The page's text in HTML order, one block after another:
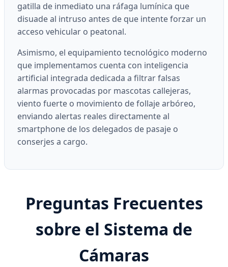
gatilla de inmediato una ráfaga lumínica que
disuade al intruso antes de que intente forzar un
acceso vehicular o peatonal.
Asimismo, el equipamiento tecnológico moderno
que implementamos cuenta con inteligencia
artificial integrada dedicada a filtrar falsas
alarmas provocadas por mascotas callejeras,
viento fuerte o movimiento de follaje arbóreo,
enviando alertas reales directamente al
smartphone de los delegados de pasaje o
conserjes a cargo.
Preguntas Frecuentes
sobre el Sistema de
Cámaras